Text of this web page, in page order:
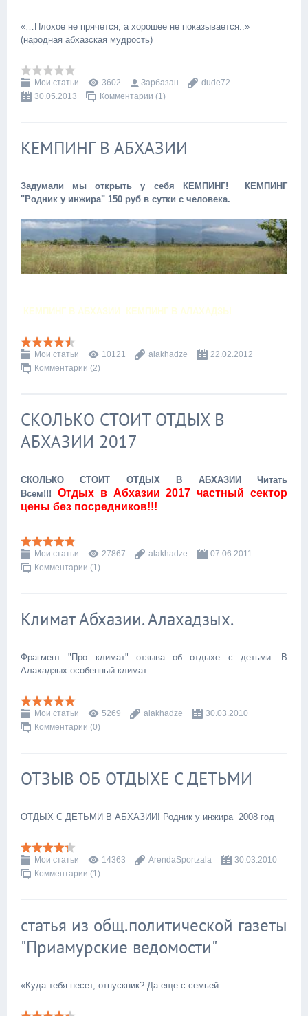
«…Плохое не прячется, а хорошее не показывается..»
(народная абхазская мудрость)
Мои статьи 3602 Зарбазан
dude72
30.05.2013
Комментарии (1)
КЕМПИНГ В АБХАЗИИ
Задумали мы открыть у себя КЕМПИНГ!
КЕМПИНГ
"Родник у инжира" 150 руб в сутки с человека.
КЕМПИНГ В АБХАЗИИ КЕМПИНГ В АЛАХАДЗЫ
Мои статьи 10121 alakhadze
22.02.2012
Комментарии (2)
СКОЛЬКО СТОИТ ОТДЫХ В
АБХАЗИИ 2017
СКОЛЬКО СТОИТ ОТДЫХ В АБХАЗИИ Читать
Всем!!! Отдых в Абхазии 2017 частный сектор
цены без посредников!!!
Мои статьи 27867 alakhadze
07.06.2011
Комментарии (1)
Климат Абхазии. Алахадзых.
Фрагмент "Про климат" отзыва об отдыхе с детьми. В
Алахадзых особенный климат.
Мои статьи 5269 alakhadze
30.03.2010
Комментарии (0)
ОТЗЫВ ОБ ОТДЫХЕ С ДЕТЬМИ
ОТДЫХ С ДЕТЬМИ В АБХАЗИИ! Родник у инжира 2008 год
Мои статьи 14363 ArendaSportzala
30.03.2010
Комментарии (1)
статья из общ.политической газеты
"Приамурские ведомости"
«Куда тебя несет, отпускник? Да еще с семьей...